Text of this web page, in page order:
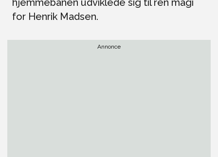
for Henrik Madsen.
Annonce